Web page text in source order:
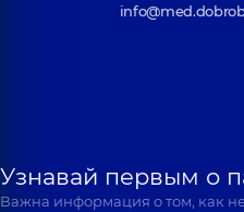
Узнавай первым о
Важна информация о том, как